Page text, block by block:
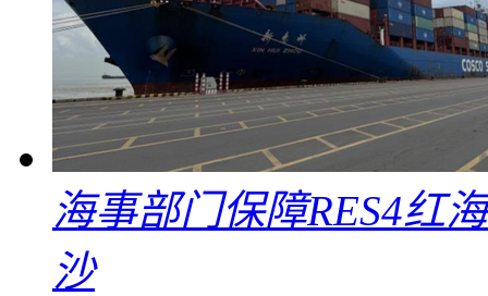
海事部门保障RES4红
沙